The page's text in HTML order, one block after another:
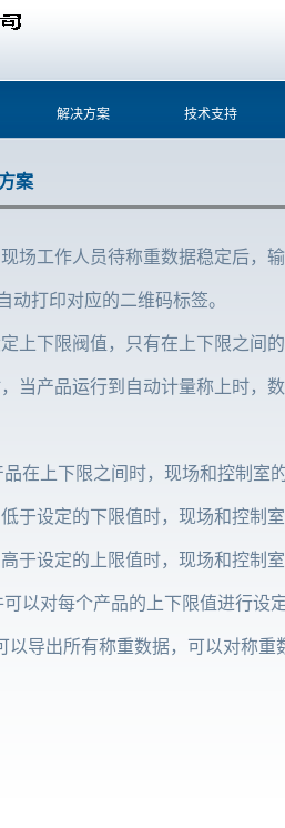
解决方案 技术支持
案
场工作人员待称重数据稳定后，
动打印对应的二维码标签。
上下限阀值，只有在上下限之间
当产品运行到自动计量称上时，
品在上下限之间时，现场和控制室
于设定的下限值时，现场和控制
于设定的上限值时，现场和控制
以对每个产品的上下限值进行设
以导出所有称重数据，可以对称重